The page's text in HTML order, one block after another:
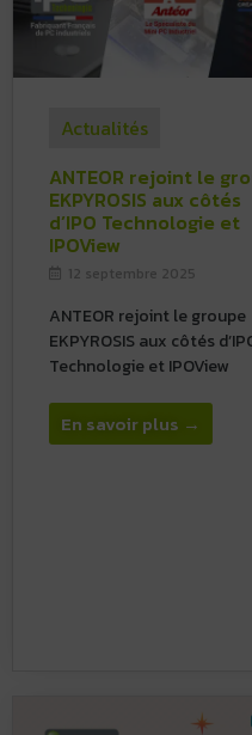
Actualités
ANTEOR rejoint le
EKPYROSIS aux côtés
d’IPO Technologie et
IPOView
12 septembre 2025
ANTEOR rejoint le groupe
EKPYROSIS aux côtés
Technologie et IPOView
En savoir plus →